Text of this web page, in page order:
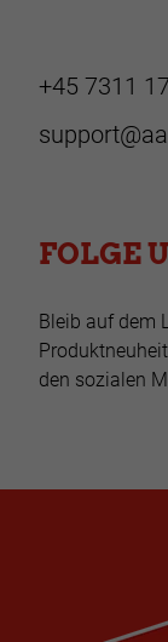
+45 7311
FOLGE
Bleib auf dem
den sozialen